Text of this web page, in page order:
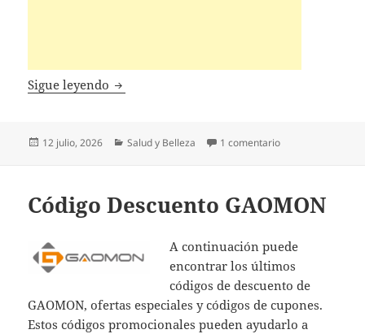
Sigue leyendo Códigos Descuento CliCliMe
Publicado
12 julio, 2026 Categorías
Salud y Belleza 1 comentarioen Códigos
Código Descuento GAOMON
A continuación puede
encontrar los últimos
códigos de descuento de
GAOMON, ofertas especiales y códigos de cupones.
Estos códigos promocionales pueden ayudarlo a